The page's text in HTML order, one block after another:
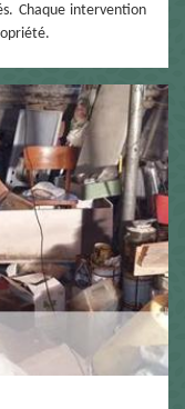
Chaque intervention